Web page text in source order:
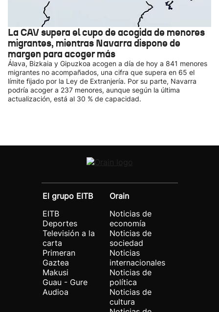
La CAV supera el cupo de acogida de menores
migrantes, mientras Navarra dispone de
margen para acoger más
Álava, Bizkaia y Gipuzkoa acogen a día de hoy a 841 menores
migrantes no acompañados, una cifra que supera en 65 el
límite fijado por la Ley de Extranjería. Por su parte, Navarra
podría acoger a 237 menores, aunque según la última
actualización, está al 30 % de capacidad.
El grupo EITB
EITB
Deportes
Televisión a la
carta
Primeran
Gaztea
Makusi
Guau - Gure
Audioa
Orain
Noticias de
economía
Noticias de
sociedad
Noticias
internacionales
Noticias de
política
Noticias de
cultura